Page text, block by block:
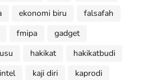
ekonomi biru
falsafah
fmipa
gadget
hakikat
hakikatbudi
intel kaji diri
kaprodi